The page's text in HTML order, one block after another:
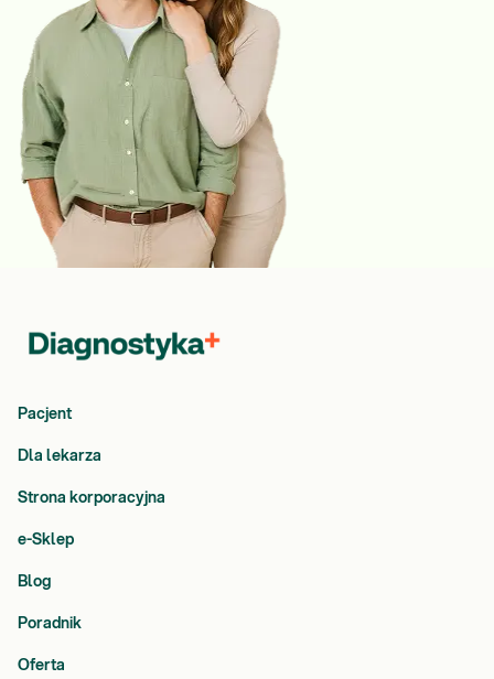
Pacjent
Dla lekarza
Strona korporacyjna
e-Sklep
Blog
Poradnik
Oferta